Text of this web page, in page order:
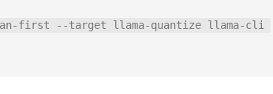
first --target llama-quantize llama-cli